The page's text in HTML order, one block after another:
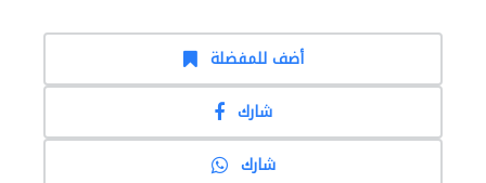
أضف للمفضلة
شارك
شارك